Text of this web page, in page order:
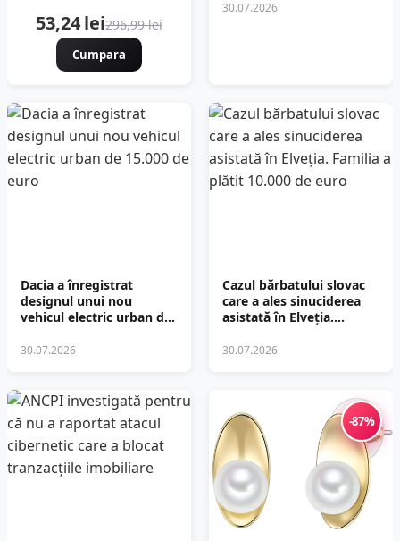
53,24 lei296,99 lei
Cumpara
artificiale
30.07.2026
Dacia a înregistrat
designul unui nou
vehicul electric urban de
30.07.2026
Cazul bărbatului slovac
care a ales sinuciderea
asistată în Elveția.
euro
30.07.2026
-87%